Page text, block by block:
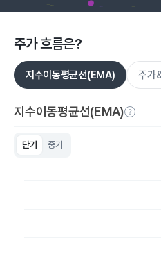
주가 흐름은?
지수이동평균선(EMA) 주가
지수이동평균선(EMA)
단기 중기
The chart has 1 X axis
The chart has 1 Y axis